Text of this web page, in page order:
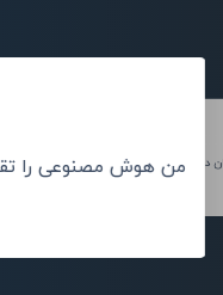
را توانمند و
من هوش مصنوعی را